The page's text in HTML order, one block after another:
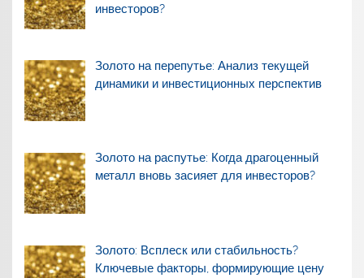
инвесторов?
Золото на перепутье: Анализ текущей
динамики и инвестиционных перспектив
Золото на распутье: Когда драгоценный
металл вновь засияет для инвесторов?
Золото: Всплеск или стабильность?
Ключевые факторы, формирующие цену